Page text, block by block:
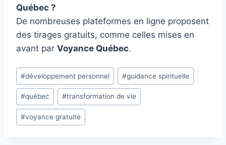
Québec ?
De nombreuses plateformes en ligne proposent
des tirages gratuits, comme celles mises en
avant par Voyance Québec.
Étiquettes
de
la
publication :
#développement personnel #guidance spirituelle
#québec #transformation de vie
#voyance gratuite